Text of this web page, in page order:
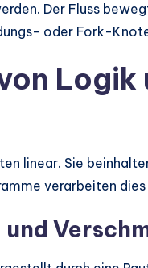
Der Fluss
oder Fork-
Logik
linear. Sie
verarbeiten